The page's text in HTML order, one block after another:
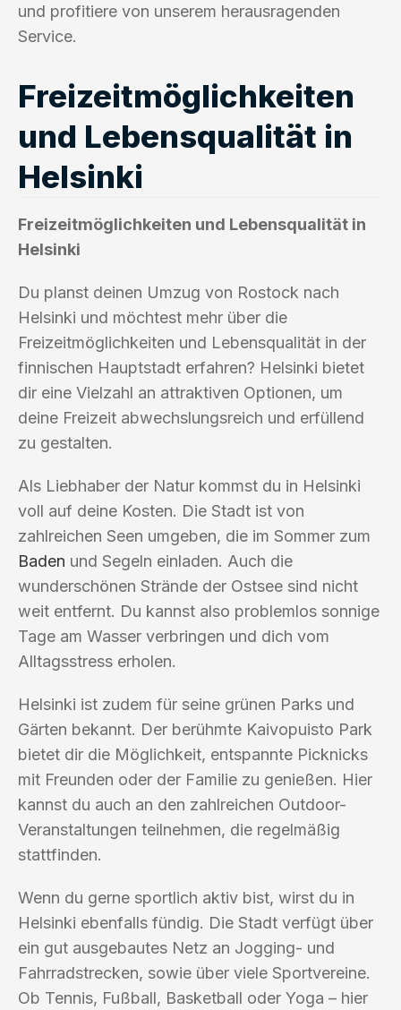
und profitiere von unserem herausragenden
Service.
Freizeitmöglichkeiten
und Lebensqualität in
Helsinki
Freizeitmöglichkeiten und Lebensqualität in
Helsinki
Du planst deinen Umzug von Rostock nach
Helsinki und möchtest mehr über die
Freizeitmöglichkeiten und Lebensqualität in der
finnischen Hauptstadt erfahren? Helsinki bietet
dir eine Vielzahl an attraktiven Optionen, um
deine Freizeit abwechslungsreich und erfüllend
zu gestalten.
Als Liebhaber der Natur kommst du in Helsinki
voll auf deine Kosten. Die Stadt ist von
zahlreichen Seen umgeben, die im Sommer zum
Baden und Segeln einladen. Auch die
wunderschönen Strände der Ostsee sind nicht
weit entfernt. Du kannst also problemlos sonnige
Tage am Wasser verbringen und dich vom
Alltagsstress erholen.
Helsinki ist zudem für seine grünen Parks und
Gärten bekannt. Der berühmte Kaivopuisto Park
bietet dir die Möglichkeit, entspannte Picknicks
mit Freunden oder der Familie zu genießen. Hier
kannst du auch an den zahlreichen Outdoor-
Veranstaltungen teilnehmen, die regelmäßig
stattfinden.
Wenn du gerne sportlich aktiv bist, wirst du in
Helsinki ebenfalls fündig. Die Stadt verfügt über
ein gut ausgebautes Netz an Jogging- und
Fahrradstrecken, sowie über viele Sportvereine.
Ob Tennis, Fußball, Basketball oder Yoga – hier